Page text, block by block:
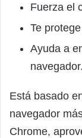
Fuerza el
Te
Ayuda a
navegador.
Está basado
navegador
Chrome,